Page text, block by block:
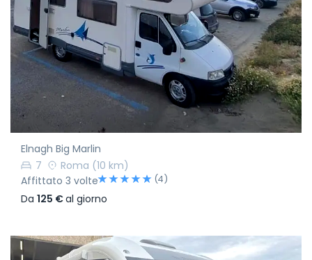
Elnagh Big Marlin
7
Roma (10 km)
Affittato 3 volte
(4)
Da 125 €al giorno